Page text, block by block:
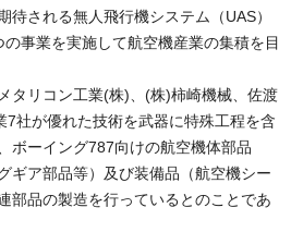
待される無人飛行機システム（UAS）
事業を実施して航空機産業の集積を目
タリコン工業(株)、(株)柿崎機械、佐渡
社が優れた技術を武器に特殊工程を含
ボーイング787向けの航空機体部品
ギア部品等）及び装備品（航空機シー
部品の製造を行っているとのことであ